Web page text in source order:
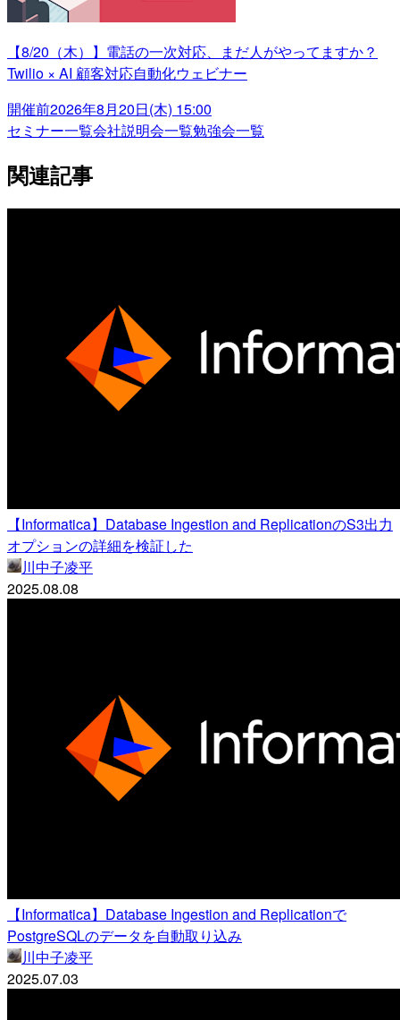
【8/20（木）】電話の一次対応、まだ人がやってますか？
Twilio × AI 顧客対応自動化ウェビナー
開催前2026年8月20日(木) 15:00
セミナー一覧会社説明会一覧勉強会一覧
関連記事
【Informatica】Database Ingestion and ReplicationのS3出力
オプションの詳細を検証した
川中子凌平
2025.08.08
【Informatica】Database Ingestion and Replicationで
PostgreSQLのデータを自動取り込み
川中子凌平
2025.07.03